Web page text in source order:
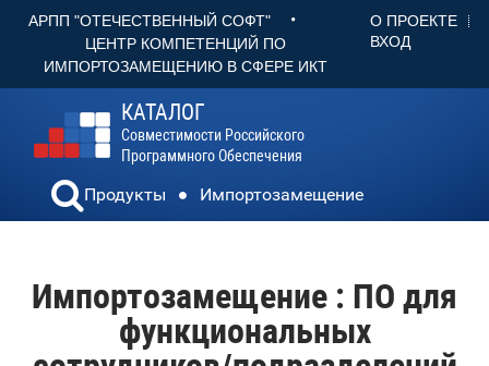
АРПП "ОТЕЧЕСТВЕННЫЙ СОФТ" •
ЦЕНТР КОМПЕТЕНЦИЙ ПО
ИМПОРТОЗАМЕЩЕНИЮ В СФЕРЕ ИКТ
О ПРОЕКТЕ
ВХОД
КАТАЛОГ
Совместимости Российского
Программного Обеспечения
Продукты Импортозамещение
Импортозамещение : ПО для
функциональных